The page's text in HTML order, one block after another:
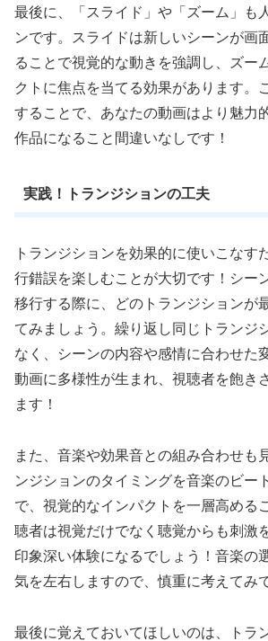
最後に、「スライド」や「ズーム」も
ンです。スライドは新しいシーンが画
ることで視覚的な動きを強調し、ズー
クトに焦点を当てる効果があります。
することで、あなたの動画はより魅力
作品になること間違いなしです！
実践！トランジションの工夫
トランジションを効果的に使いこなす
行錯誤を楽しむことが大切です！シー
移行する際に、どのトランジションが
てみましょう。繰り返し同じトランジ
なく、シーンの内容や感情に合わせた
動画に多様性が生まれ、視聴者を飽き
ます！
また、音楽や効果音との組み合わせも
ンジションのタイミングを音楽のビー
で、視覚的なインパクトを一層高める
聴者は視覚だけでなく聴覚からも刺激
印象深い体験になるでしょう！音楽の
気を左右しますので、慎重に考えてみ
最後に覚えておいてほしいのは、トラ